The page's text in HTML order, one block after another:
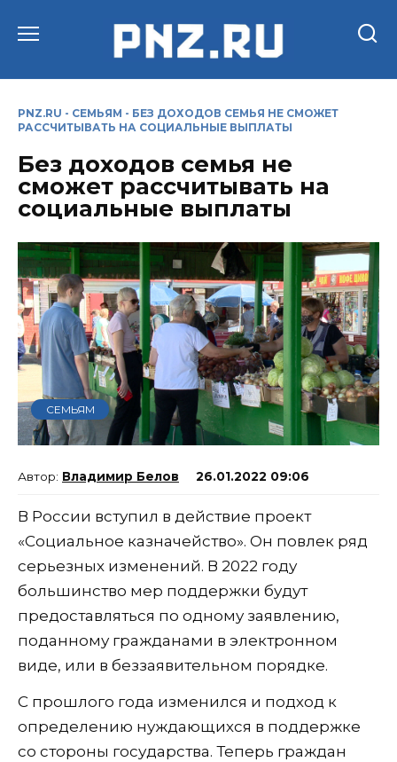
PNZ.RU - СЕМЬЯМ - БЕЗ ДОХОДОВ СЕМЬЯ НЕ СМОЖЕТ
РАССЧИТЫВАТЬ НА СОЦИАЛЬНЫЕ ВЫПЛАТЫ
Без доходов семья не
сможет рассчитывать на
социальные выплаты
СЕМЬЯМ
Владимир Белов 26.01.2022 09:06
В России вступил в действие проект
«Социальное казначейство». Он повлек ряд
серьезных изменений. В 2022 году
большинство мер поддержки будут
предоставляться по одному заявлению,
поданному гражданами в электронном
виде, или в беззаявительном порядке.
С прошлого года изменился и подход к
определению нуждающихся в поддержке
со стороны государства. Теперь граждан